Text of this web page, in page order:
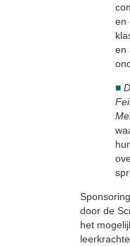
en
en
■
door de
het